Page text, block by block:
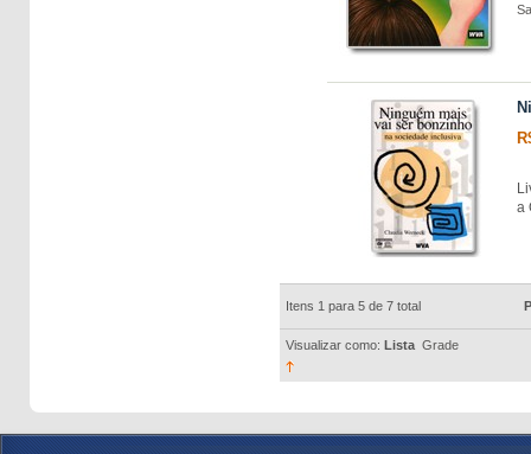
a
Itens 1 para 5 de 7 total
Visualizar como: Lista Grade